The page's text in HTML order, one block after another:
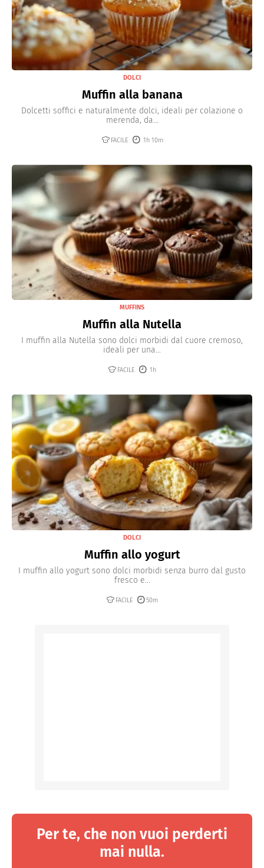
DOLCI
Muffin alla banana
Dolcetti soffici e naturalmente dolci, ideali per colazione o
merenda, da...
FACILE 1h 10m
MUFFINS
Muffin alla Nutella
I muffin alla Nutella sono dolci morbidi dal cuore cremoso,
ideali per una...
FACILE 1h
DOLCI
Muffin allo yogurt
I muffin allo yogurt sono dolci morbidi senza burro dal gusto
fresco e...
FACILE 50m
Per te, che non vuoi perderti
mai nulla.